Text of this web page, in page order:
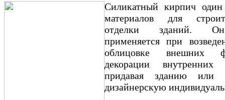
Силикатный кирпич
материалов для
отделки зданий.
применяется при
облицовке внешних
декорации внутренних
придавая зданию или
дизайнерскую